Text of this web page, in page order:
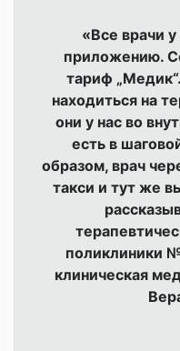
«Все врачи
приложению.
тариф
находиться на
они у нас во
есть в
образом, врач
такси и тут же
поликлиники
клиническая